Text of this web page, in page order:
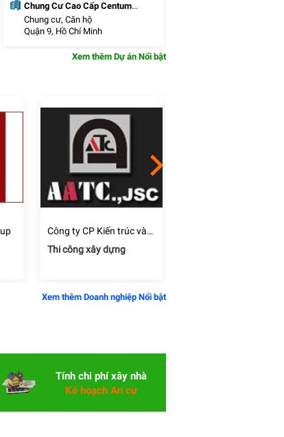
Chung Cư Cao Cấp Centum
Wealth
Chung cư, Căn hộ
Quận 9, Hồ Chí Minh
Xem thêm Dự án Nổi bật
Công ty CP Kiến trúc và
bộ AATC
Thi công xây dựng
Xem thêm Doanh nghiệp Nổi bật
Tính chi phí xây nhà
Kế hoạch An cư